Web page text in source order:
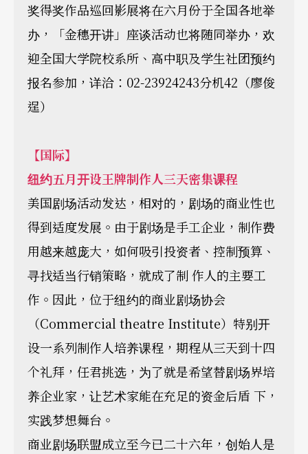
奖得奖作品巡回影展将在六月份于全国各地举
办，「金穗开讲」座谈活动也将随同举办，欢
迎全国大学院校系所、高中职及学生社团预约
报名参加，详洽：02-23924243分机42（廖俊
逞）
【国际】
纽约五月开设王牌制作人三天密集课程
美国剧场活动发达，相对的，剧场的商业性也
得到适度发展。由于剧场是手工企业，制作费
用越来越庞大，如何吸引投资者、控制预算、
寻找适当行销策略，就成了制 作人的主要工
作。因此，位于纽约的商业剧场协会
（Commercial theatre Institute）特别开
设一系列制作人培养课程，期程从三天到十四
个礼拜，任君挑选，为了就是希望替剧场界培
养企业家，让艺术家能在充足的资金后盾 下，
实践梦想舞台。
商业剧场联盟成立至今已二十六年，创始人是